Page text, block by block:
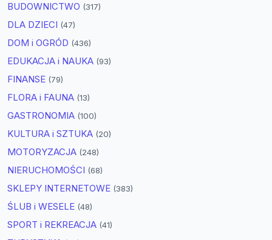
BUDOWNICTWO (317)
DLA DZIECI (47)
DOM i OGRÓD (436)
EDUKACJA i NAUKA (93)
FINANSE (79)
FLORA i FAUNA (13)
GASTRONOMIA (100)
KULTURA i SZTUKA (20)
MOTORYZACJA (248)
NIERUCHOMOŚCI (68)
SKLEPY INTERNETOWE (383)
ŚLUB i WESELE (48)
SPORT i REKREACJA (41)